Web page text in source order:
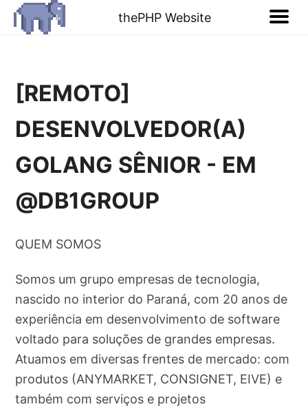
thePHP Website
[REMOTO]
DESENVOLVEDOR(A)
GOLANG SÊNIOR - EM
@DB1GROUP
QUEM SOMOS
Somos um grupo empresas de tecnologia,
nascido no interior do Paraná, com 20 anos de
experiência em desenvolvimento de software
voltado para soluções de grandes empresas.
Atuamos em diversas frentes de mercado: com
produtos (ANYMARKET, CONSIGNET, EIVE) e
também com serviços e projetos